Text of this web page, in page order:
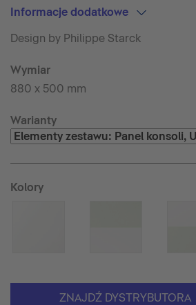
Informacje dodatkowe
Design by Philippe Starck
Wymiar
880 x 500 mm
Warianty
Kolory
ZNAJDŹ DYSTRYBUTORA